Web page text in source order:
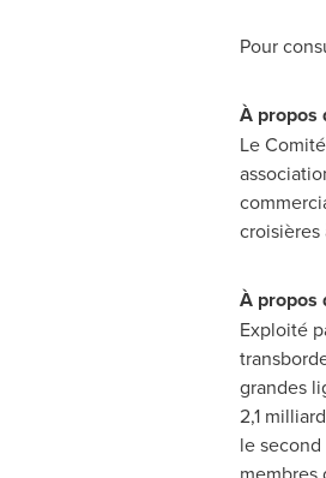
Pour
À propos
Le
À propos
Exploité
grandes
2,1
le